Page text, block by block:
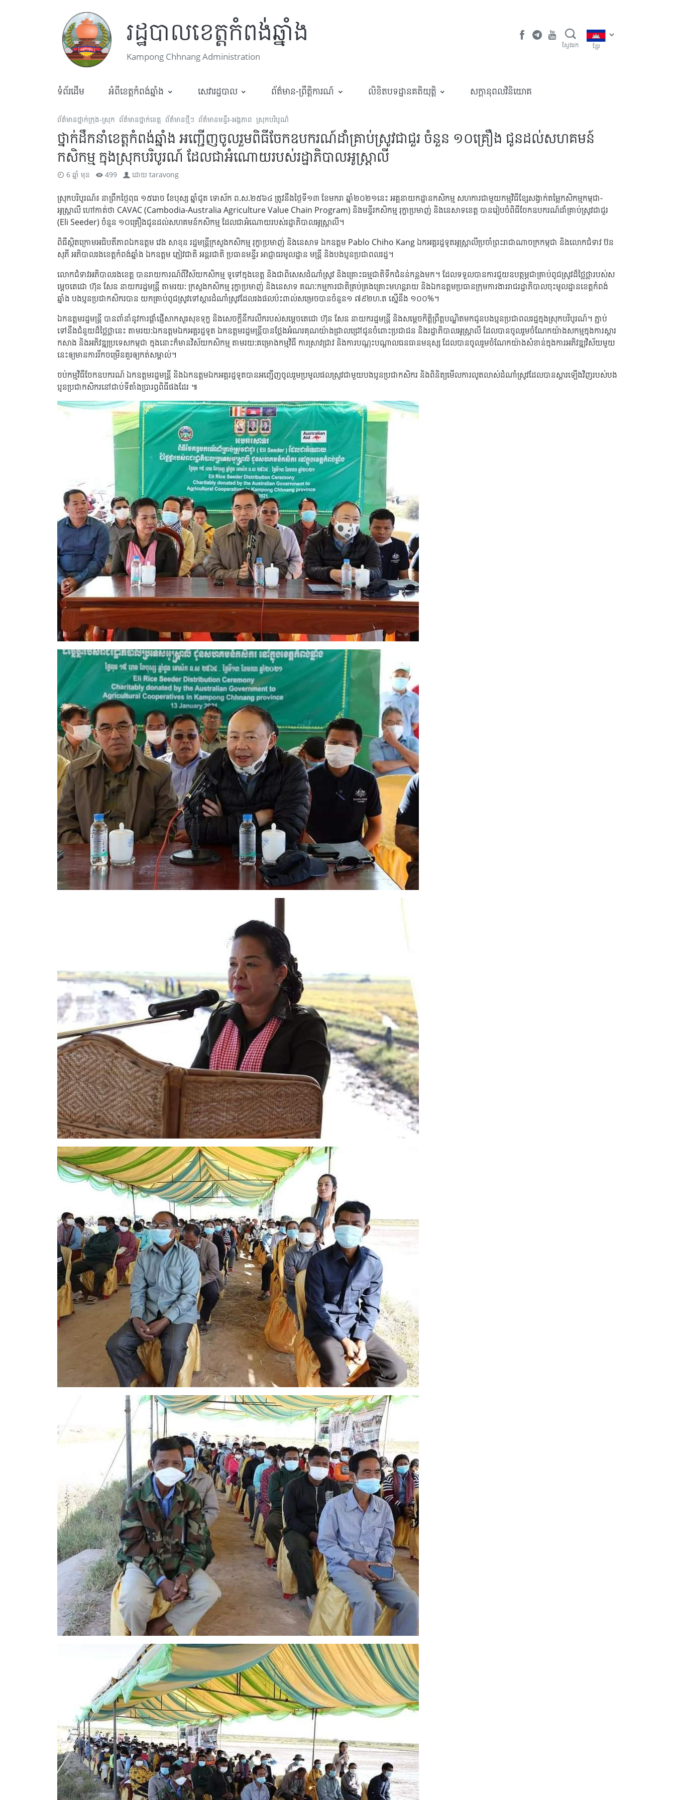
រដ្ឋបាលខេត្តកំពង់ឆ្នាំង
Kampong Chhnang Administration
ស្វែងរក ខ្មែរ
ទំព័រដើម អំពីខេត្តកំពង់ឆ្នាំង សេវារដ្ឋបាល ព័ត៌មាន-ព្រឹត្តិការណ៍ លិខិតបទដ្ឋានគតិយុត្តិ ​សក្តានុពលវិនិយោគ
ព័ត៌មានថ្នាក់ក្រុង-ស្រុក ព័ត៌មានថ្នាក់ខេត្ត ព័ត៌មានថ្មីៗ ព័ត៌មានមន្ទីរ-អង្គភាព ស្រុកបរិបូណ៌
ថ្នាក់ដឹកនាំខេត្តកំពង់ឆ្នាំង អញ្ជើញចូលរួមពិធីចែកឧបករណ៍ដាំគ្រាប់ស្រូវជាជួរ ចំនួន ១០គ្រឿង ជូនដល់សហគមន៍
កសិកម្ម ក្នុងស្រុកបរិបូរណ៍ ដែលជាអំណោយរបស់រដ្ឋាភិបាលអូស្រ្តាលី
6 ឆ្នាំ មុន 499 ដោយ taravong
ស្រុកបរិបូរណ៍៖ នាព្រឹកថ្ងៃពុធ ១៥រោច ខែបុស្ស ឆ្នាំជូត ទោស័ក ព.ស.២៥៦៤ ត្រូវនឹងថ្ងៃទី១៣ ខែមករា ឆ្នាំ២០២១នេះ អគ្គនាយកដ្ឋានកសិកម្ម សហការជាមួយកម្មវិធីខ្សែសង្វាក់តម្លៃកសិកម្មកម្ពុជា-
អូស្ត្រាលី ហៅកាត់ថា CAVAC (Cambodia-Australia Agriculture Value Chain Program) និងមន្ទីរកសិកម្ម រុក្ខាប្រមាញ់ និងនេសាទខេត្ត បានរៀបចំពិធីចែកឧបករណ៍ដាំគ្រាប់ស្រូវជាជួរ
(Eli Seeder) ចំនួន ១០គ្រឿងជូនដល់សហគមន៍កសិកម្ម ដែលជាអំណោយរបស់រដ្ឋាភិបាលអូស្រ្តាលី។
ពិធីស្ថិតក្រោមអធិបតីភាពឯកឧត្តម វេង សាខុន រដ្ឋមន្រ្តីក្រសួងកសិកម្ម រុក្ខាប្រមាញ់ និងនេសាទ ឯកឧត្តម Pablo Chiho Kang ឯកអគ្គរដ្ឋទូតអូស្ត្រាលីប្រចាំព្រះរាជាណាចក្រកម្ពុជា និងលោកជំទាវ ប៊ន
សុភី អភិបាលរងខេត្តកំពង់ឆ្នាំង ឯកឧត្តម ភ្ញៀវជាតិ អន្តរជាតិ ប្រធានមន្ទីរ អាជ្ញាធរមូលដ្ឋាន មន្រ្តី និងបងប្អូនប្រជាពលរដ្ឋ។
លោកជំទាវអភិបាលរងខេត្ត បានរាយការណ៍ពីវិស័យកសិកម្ម ទូទៅក្នុងខេត្ត និងជាពិសេសដំណាំស្រូវ និងគ្រោះធម្មជាតិទឹកជំនន់កន្លងមក។ ដែលទទួលបានការជួយឧបត្ថម្ភជាគ្រាប់ពូជស្រូវដ៏ថ្លៃថ្លារបស់ស
ម្តេចតេជោ ហ៊ុន សែន នាយករដ្ឋមន្រ្តី តាមរយ: ក្រសួងកសិកម្ម រុក្ខាប្រមាញ់ និងនេសាទ គណៈកម្មការជាតិគ្រប់គ្រងគ្រោះមហន្តរាយ និងឯកឧត្តមប្រធានក្រុមការងាររាជរដ្ឋាភិបាលចុះមូលដ្ឋានខេត្តកំពង់
ឆ្នាំង បងប្អូនប្រជាកសិករបាន យកគ្រាប់ពូជស្រូវទៅស្តារដំណាំស្រូវដែលរងផលប៉ះពាល់សម្រេចបានចំនួន១ ៧៩២ហ.ត ស្នើនឹង ១០០%។
ឯកឧត្តមរដ្ឋមន្ត្រី បានពាំនាំនូវការផ្តាំផ្ញើសាកសួរសុខទុក្ខ និងសេចក្តីនឹករលឹករបស់សម្តេចតេជោ ហ៊ុន សែន នាយករដ្ឋមន្រ្តី និងសម្តេចកិត្តិព្រឹត្តបណ្ឌិតមកជូនបងប្អូនប្រជាពលរដ្ឋក្នុងស្រុកបរិបូរណ៍។ ភ្ជាប់
ទៅនឹងជំនួយដ៏ថ្លៃថ្លានេះ តាមរយ:ឯកឧត្តមឯកអគ្គរដ្ឋទូត ឯកឧត្តមរដ្ឋមន្ត្រីបានថ្លែងអំណរគុណយ៉ាងជ្រាលជ្រៅជូនចំពោះប្រជាជន និងរដ្ឋាភិបាលអូស្រ្តាលី ដែលបានចូលរួមចំណែកយ៉ាងសកម្មក្នុងការស្តារ
កសាង និងអភិវឌ្ឍប្រទេសកម្ពុជា ក្នុងនោះក៏មានវិស័យកសិកម្ម តាមរយ:គម្រោងកម្មវិធី ការស្រាវជ្រាវ និងការបណ្តុះបណ្តាលធនធានមនុស្ស ដែលបានចូលរួមចំណែកយ៉ាងសំខាន់ក្នុងការអភិវឌ្ឍវិស័យមួយ
នេះឲ្យមានការរីកចម្រើនគួរឲ្យកត់សម្គាល់។
ចប់កម្មវិធីចែកឧបករណ៍ ឯកឧត្តមរដ្ឋមន្ត្រី និងឯកឧត្តមឯកអគ្គរដ្ឋទូតបានអញ្ជើញចូលរួមប្រមូលផលស្រូវជាមួយបងប្អូនប្រជាកសិករ និងពិនិត្យមើលការលូតលាស់ដំណាំស្រូវដែលបានស្តារឡើងវិញរបស់បង
ប្អូនប្រជាកសិករនៅជាប់ទីតាំងប្រារព្វពិធីផងដែរ ៕